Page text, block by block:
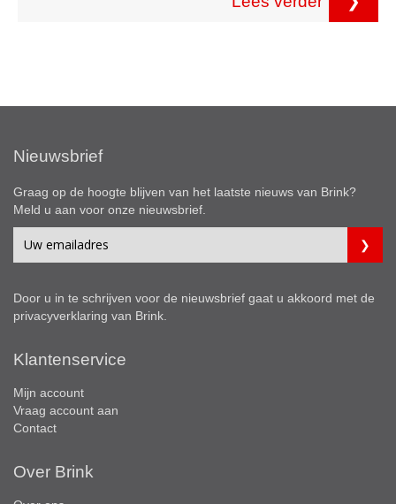
Nieuwsbrief
Graag op de hoogte blijven van het laatste nieuws van Brink?
Meld u aan voor onze nieuwsbrief.
Door u in te schrijven voor de nieuwsbrief gaat u akkoord met de
privacyverklaring van Brink.
Klantenservice
Mijn account
Vraag account aan
Contact
Over Brink